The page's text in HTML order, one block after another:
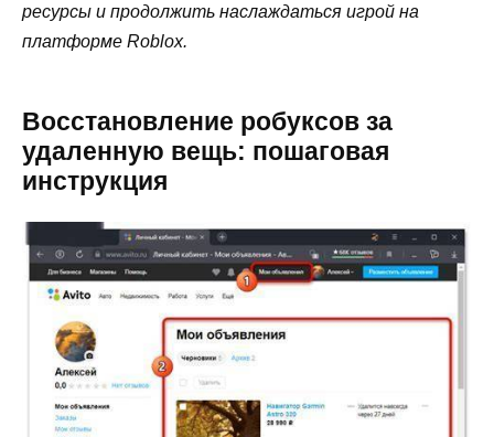
ресурсы и продолжить наслаждаться игрой на
платформе Roblox.
Восстановление робуксов за
удаленную вещь: пошаговая
инструкция